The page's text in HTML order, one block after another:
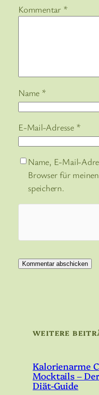
Kommentar *
Name *
E-Mail-Adresse *
Name, E-Mail-
Browser für
speichern.
WEITERE
Kalorienarme
Mocktails –
Diät-Guide